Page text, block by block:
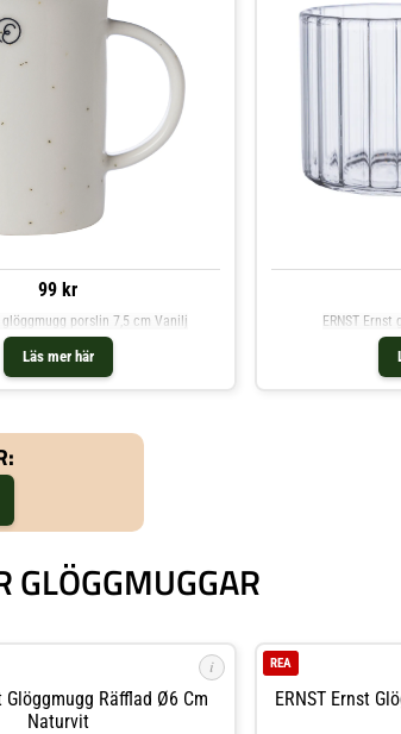
99 kr
Läs mer här
glöggmugg porslin 7,5 cm Vanilj ERNST
GLÖGGMUGGAR
i
Glöggmugg Räfflad Ø6 Cm
Naturvit
ERNST Ernst
REA